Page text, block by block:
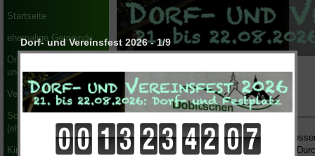
Startseite
ehemalige Gemeinde
Ortsteilbürgermeister
und Ortsteilrat
Verwaltung
Schmöllner Blick
(ehem. Amtsblatt)
Kinder und Bildung
Startseite| Sport und Freizeit |Fahrradwege
Fahrradwege in Dobitschen
Dobitschen ist Durchgangsort der
Radwanderwege im Freistaat Thüringen.
Dorf- und Vereinsfest 2026 - 1/9